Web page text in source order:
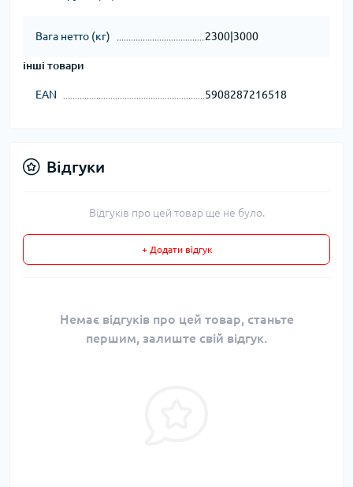
Вага нетто (кг) 2300|3000
інші товари
EAN 5908287216518
Відгуки
Відгуків про цей товар ще не було.
+ Додати відгук
Немає відгуків про цей товар, станьте
першим, залиште свій відгук.